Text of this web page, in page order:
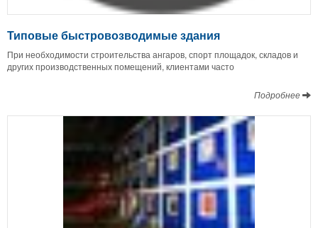
Типовые быстровозводимые здания
При необходимости строительства ангаров, спорт площадок, складов и
других производственных помещений, клиентами часто
Подробнее